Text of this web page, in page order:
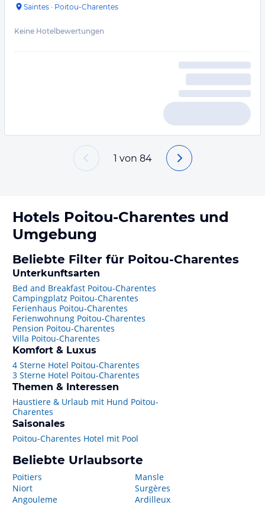
Saintes · Poitou-Charentes
Keine Hotelbewertungen
1 von 84
Hotels Poitou-Charentes und
Umgebung
Beliebte Filter für Poitou-Charentes
Unterkunftsarten
Bed and Breakfast Poitou-Charentes
Campingplatz Poitou-Charentes
Ferienhaus Poitou-Charentes
Ferienwohnung Poitou-Charentes
Pension Poitou-Charentes
Villa Poitou-Charentes
Komfort & Luxus
4 Sterne Hotel Poitou-Charentes
3 Sterne Hotel Poitou-Charentes
Themen & Interessen
Haustiere & Urlaub mit Hund Poitou-
Charentes
Saisonales
Poitou-Charentes Hotel mit Pool
Beliebte Urlaubsorte
Poitiers
Niort
Angouleme
Mansle
Surgères
Ardilleux